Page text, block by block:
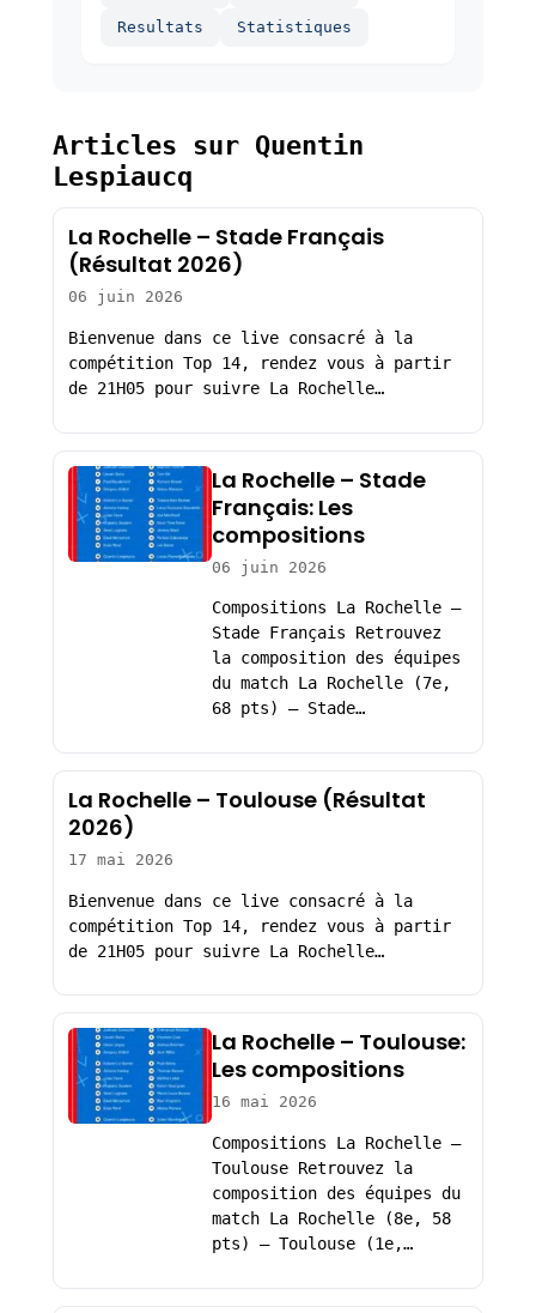
Resultats Statistiques
Articles sur Quentin
Lespiaucq
La Rochelle – Stade Français
(Résultat 2026)
06 juin 2026
Bienvenue dans ce live consacré à la
compétition Top 14, rendez vous à partir
de 21H05 pour suivre La Rochelle…
La Rochelle – Stade
Français: Les
compositions
06 juin 2026
Compositions La Rochelle –
Stade Français Retrouvez
la composition des équipes
du match La Rochelle (7e,
68 pts) – Stade…
La Rochelle – Toulouse (Résultat
2026)
17 mai 2026
Bienvenue dans ce live consacré à la
compétition Top 14, rendez vous à partir
de 21H05 pour suivre La Rochelle…
La Rochelle – Toulouse:
Les compositions
16 mai 2026
Compositions La Rochelle –
Toulouse Retrouvez la
composition des équipes du
match La Rochelle (8e, 58
pts) – Toulouse (1e,…